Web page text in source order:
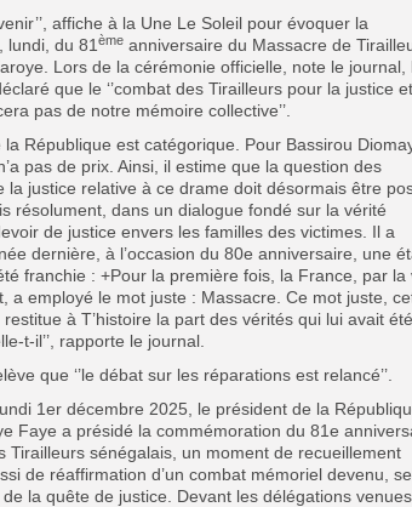
affiche à la Une Le Soleil pour évoquer la
lundi, du 81 ème anniversaire du Massacre de
Lors de la cérémonie officielle, note le journal,
que le ‘’combat des Tirailleurs pour la justice
pas de notre mémoire collective’’.
la République est catégorique. Pour Bassirou
pas de prix. Ainsi, il estime que la question des
la justice relative à ce drame doit désormais être
résolument, dans un dialogue fondé sur la vérité
de justice envers les familles des victimes. Il a
dernière, à l’occasion du 80e anniversaire, une
franchie : +Pour la première fois, la France, par la
a employé le mot juste : Massacre. Ce mot juste,
à T’histoire la part des vérités qui lui avait été
t-il’’, rapporte le journal.
que ‘’le débat sur les réparations est relancé’’.
1er décembre 2025, le président de la
Faye a présidé la commémoration du 81e
Tirailleurs sénégalais, un moment de recueillement
de réaffirmation d’un combat mémoriel devenu,
la quête de justice. Devant les délégations